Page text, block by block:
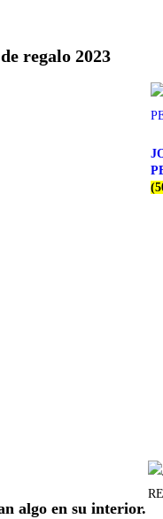
regalo 2023
algo en su interior.